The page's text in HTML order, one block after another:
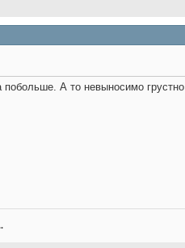
побольше. А то невыносимо грустно